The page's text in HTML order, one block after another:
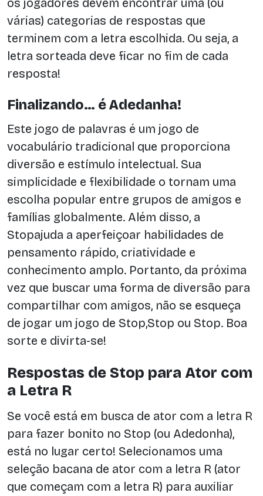
os jogadores devem encontrar uma (ou
várias) categorias de respostas que
terminem com a letra escolhida. Ou seja, a
letra sorteada deve ficar no fim de cada
resposta!
Finalizando… é Adedanha!
Este jogo de palavras é um jogo de
vocabulário tradicional que proporciona
diversão e estímulo intelectual. Sua
simplicidade e flexibilidade o tornam uma
escolha popular entre grupos de amigos e
famílias globalmente. Além disso, a
Stopajuda a aperfeiçoar habilidades de
pensamento rápido, criatividade e
conhecimento amplo. Portanto, da próxima
vez que buscar uma forma de diversão para
compartilhar com amigos, não se esqueça
de jogar um jogo de Stop,Stop ou Stop. Boa
sorte e divirta-se!
Respostas de Stop para Ator com
a Letra R
Se você está em busca de ator com a letra R
para fazer bonito no Stop (ou Adedonha),
está no lugar certo! Selecionamos uma
seleção bacana de ator com a letra R (ator
que começam com a letra R) para auxiliar